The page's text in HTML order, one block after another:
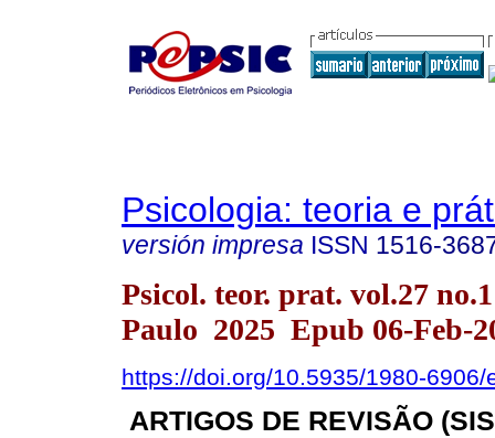
Psicologia: teoria e
versión impresa ISSN 1516-
Psicol. teor. prat. vol.27
Paulo 2025 Epub 06-Feb-
https://doi.org/10.5935/1980-6906/
ARTIGOS DE REVISÃO